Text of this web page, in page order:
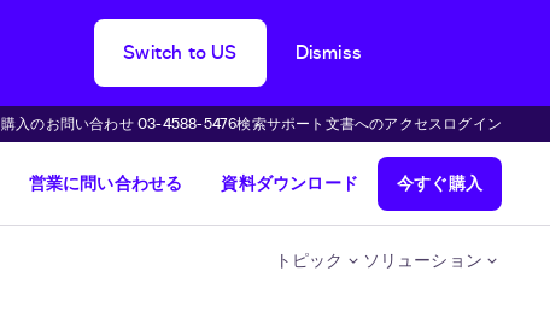
Switch to US Dismiss
購入のお問い合わせ 03-4588-5476検索サポート 文書へのアクセスログイン
営業に問い合わせる 資料ダウンロード 今すぐ購入
トピック ソリューション